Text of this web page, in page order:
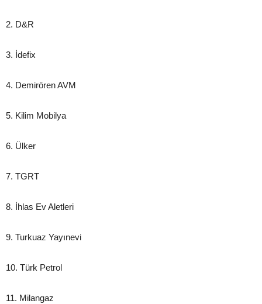
2. D&R
3. İdefix
4. Demirören AVM
5. Kilim Mobilya
6. Ülker
7. TGRT
8. İhlas Ev Aletleri
9. Turkuaz Yayınevi
10. Türk Petrol
11. Milangaz